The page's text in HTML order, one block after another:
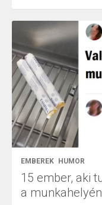
EMBEREK HUMOR
15 ember, aki
a munkahelyén